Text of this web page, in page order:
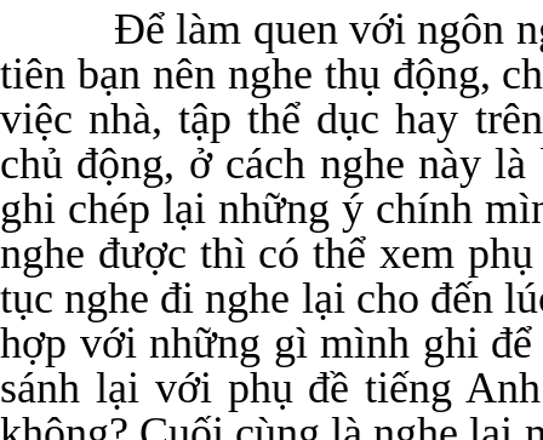
Để làm quen với ngôn
tiên bạn nên nghe thụ động,
việc nhà, tập thể dục hay
chủ động, ở cách nghe này
ghi chép lại những ý chính
nghe được thì có thể xem
tục nghe đi nghe lại cho đến
hợp với những gì mình ghi
sánh lại với phụ đề tiếng